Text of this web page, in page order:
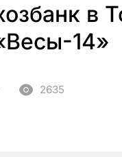
в
14»
2635